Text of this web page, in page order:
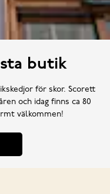
butik
för skor. Scorett
och idag finns ca 80
välkommen!